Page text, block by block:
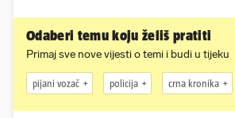
Odaberi temu koju želiš pratiti
Primaj sve nove vijesti o temi i budi u tijeku
pijani vozač policija crna kronika